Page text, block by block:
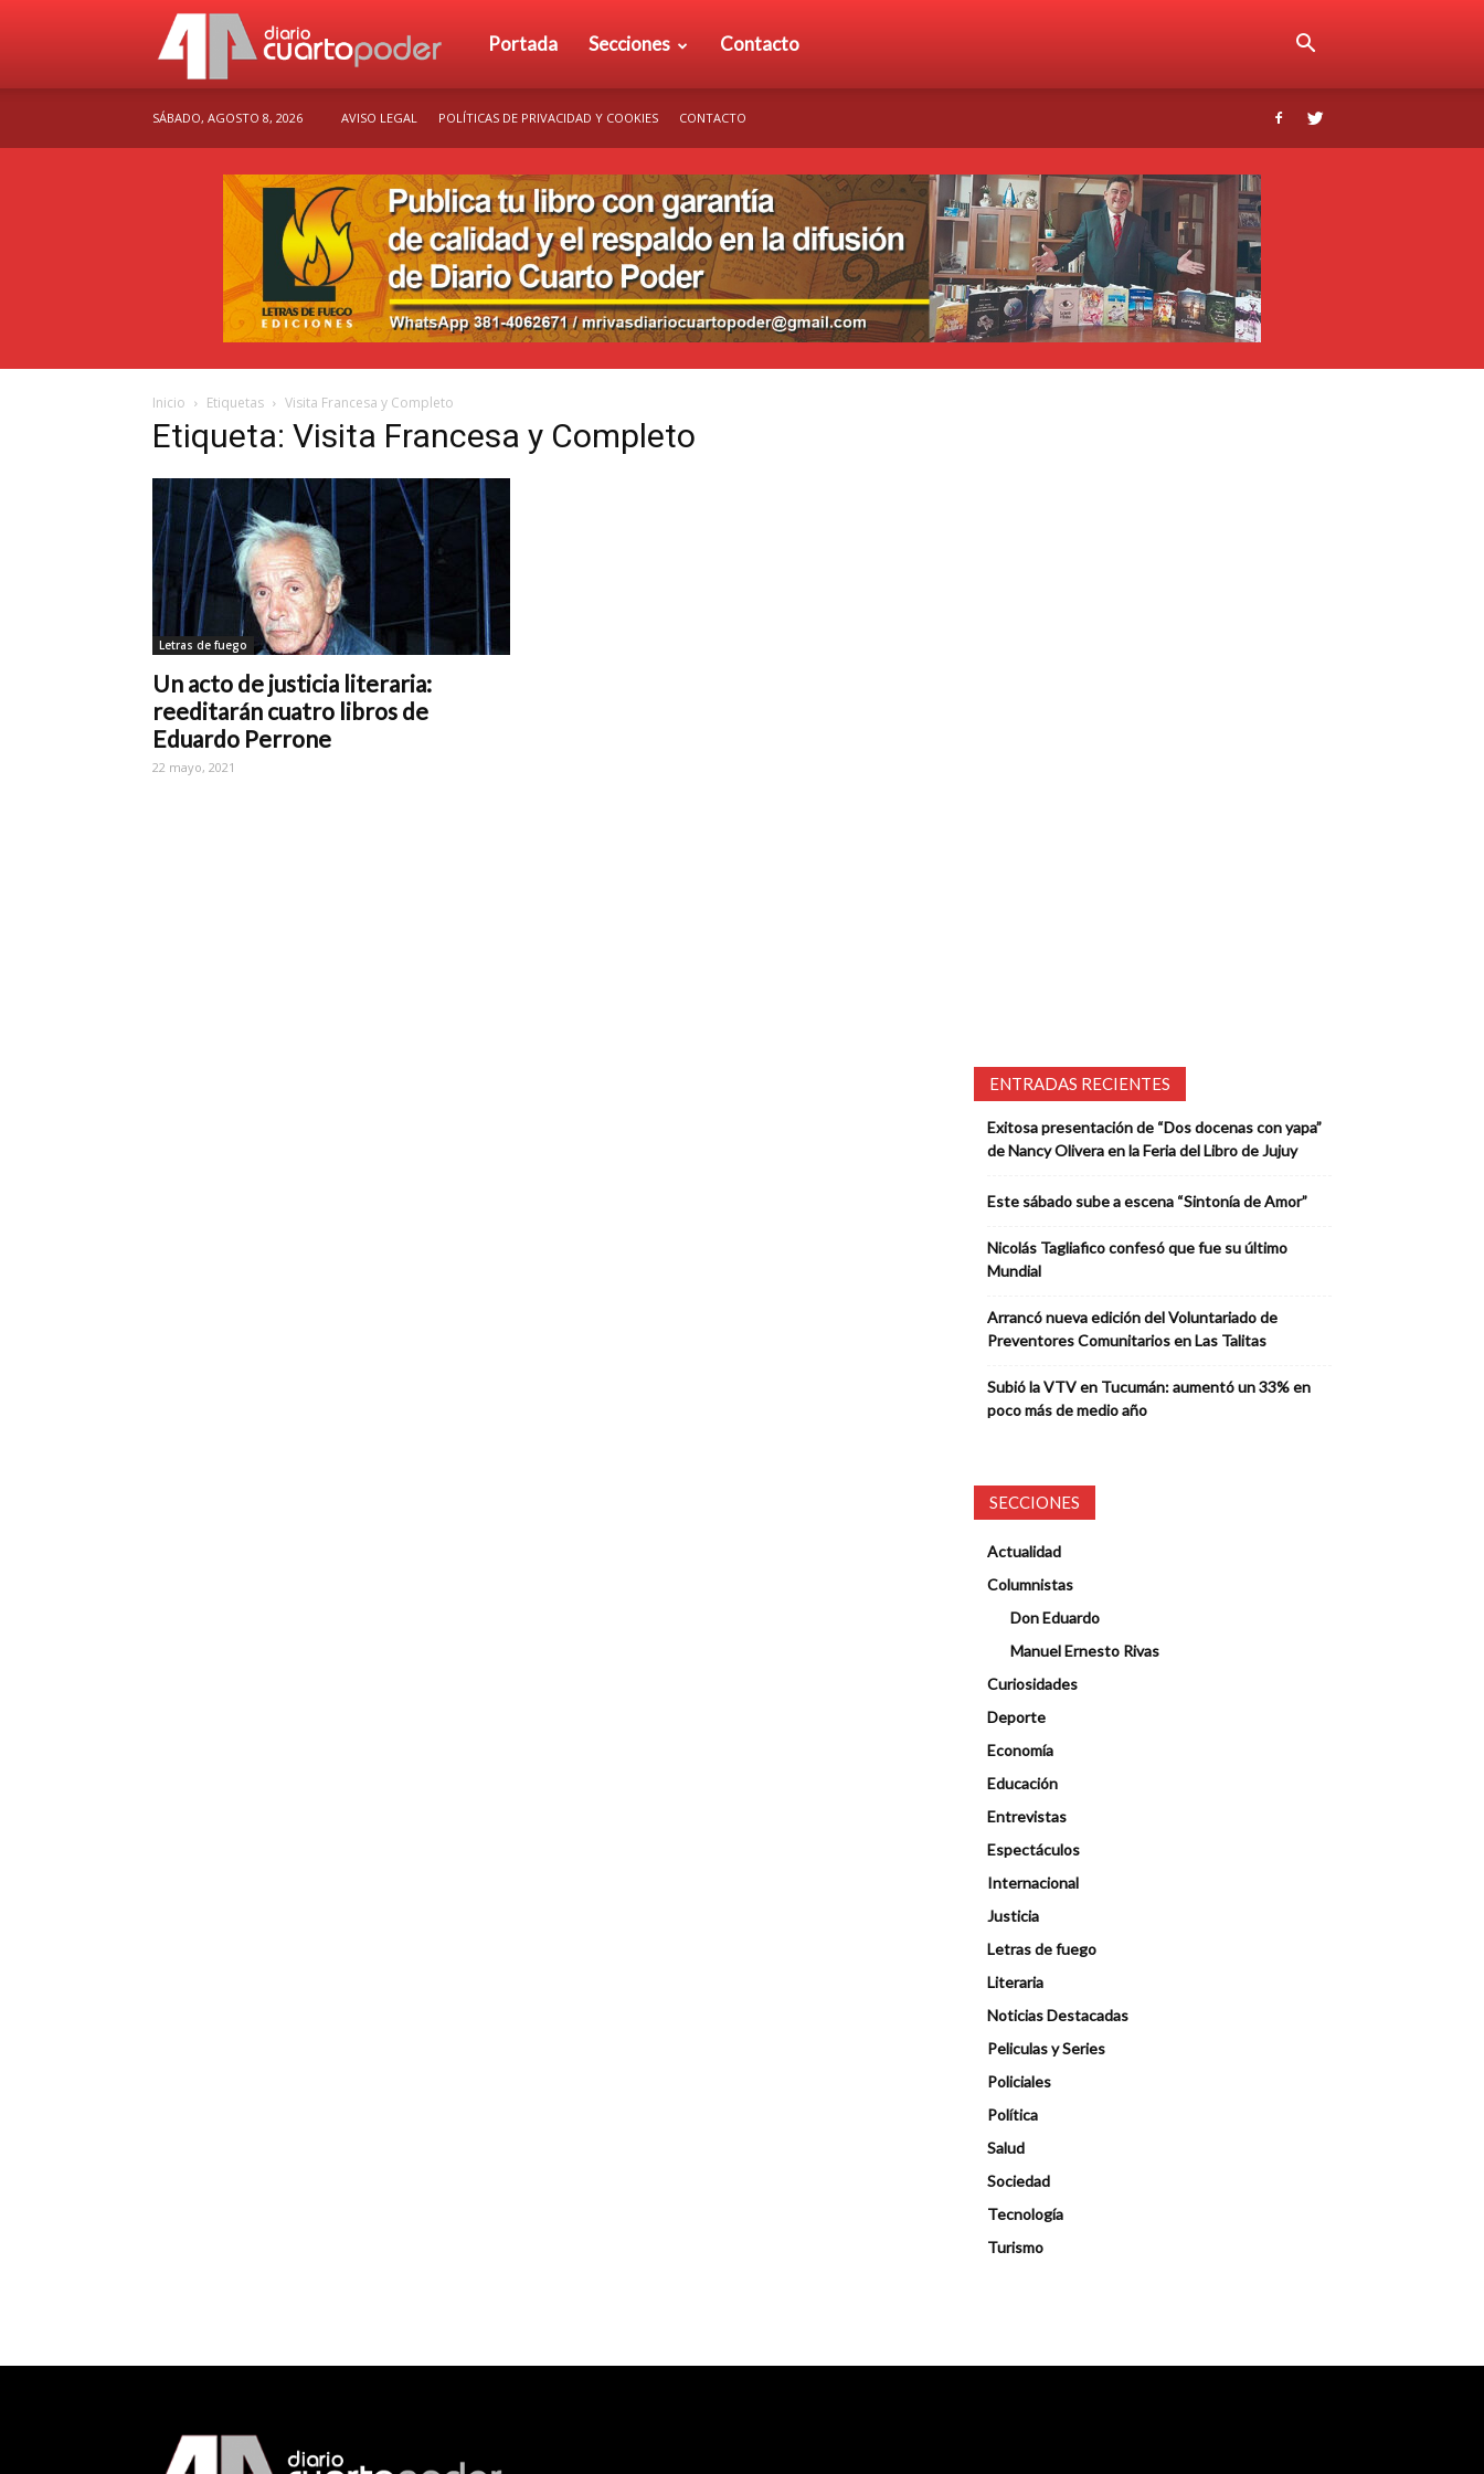
Diario
Poder
Portada Secciones Contacto
SÁBADO, AGOSTO 8, 2026 AVISO LEGAL POLÍTICAS DE PRIVACIDAD Y COOKIES CONTACTO
Inicio Etiquetas Visita Francesa y Completo
Etiqueta: Visita Francesa y Completo
Letras de fuego
Un acto de justicia literaria:
reeditarán cuatro libros de
Eduardo Perrone
22 mayo, 2021
ENTRADAS RECIENTES
Exitosa presentación de “Dos docenas con yapa”
de Nancy Olivera en la Feria del Libro de Jujuy
Este sábado sube a escena “Sintonía de Amor”
Nicolás Tagliafico confesó que fue su último
Mundial
Arrancó nueva edición del Voluntariado de
Preventores Comunitarios en Las Talitas
Subió la VTV en Tucumán: aumentó un 33% en
poco más de medio año
SECCIONES
Actualidad
Columnistas
Don Eduardo
Manuel Ernesto Rivas
Curiosidades
Deporte
Economía
Educación
Entrevistas
Espectáculos
Internacional
Justicia
Letras de fuego
Literaria
Noticias Destacadas
Peliculas y Series
Policiales
Política
Salud
Sociedad
Tecnología
Turismo